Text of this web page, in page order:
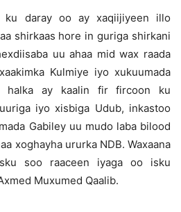
ku daray oo ay xaqiijiyeen illo
shirkaas hore in guriga shirkani
uu ahaa mid wax raada
Kulmiye iyo xukuumada
halka ay kaalin fir fircoon ku
iyo xisbiga Udub, inkastoo
Gabiley uu mudo laba bilood
xoghayha ururka NDB. Waxaana
soo raaceen iyaga oo isku
Muxumed Qaalib.